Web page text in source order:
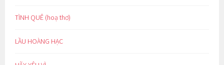
TÌNH QUÊ (hoạ thơ)
LẦU HOÀNG HẠC